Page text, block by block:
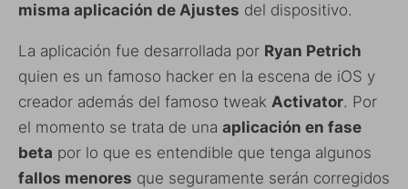
misma aplicación de Ajustes del dispositivo.
La aplicación fue desarrollada por Ryan Petrich
quien es un famoso hacker en la escena de iOS y
creador además del famoso tweak Activator. Por
el momento se trata de una aplicación en fase
beta por lo que es entendible que tenga algunos
fallos menores que seguramente serán corregidos